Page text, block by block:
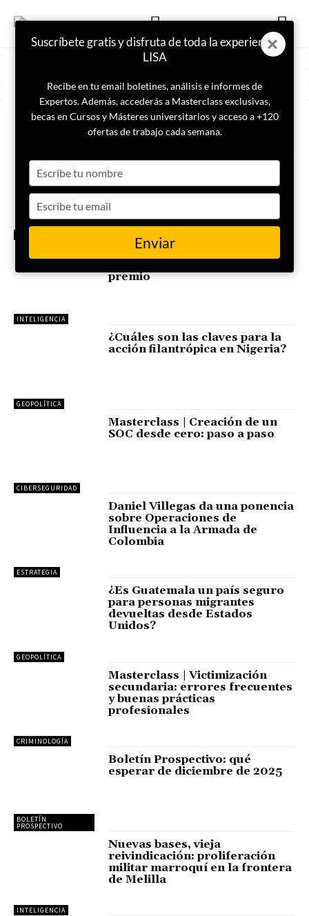
ETIQUETA
Destacado_Portada_Horizontal
Masterclass | Técnicas de
análisis de inteligencia que
todo analista debe conocer
INTELIGENCIA
IMINT Missions #3: retos de
premio
GEOPOLÍTICA
¿Cuáles son las claves para la
acción filantrópica en Nigeria?
CIBERSEGURIDAD
Masterclass | Creación de un
SOC desde cero: paso a paso
ESTRATEGIA
Daniel Villegas da una ponencia
sobre Operaciones de
Influencia a la Armada de
Colombia
GEOPOLÍTICA
¿Es Guatemala un país seguro
para personas migrantes
devueltas desde Estados
Unidos?
CRIMINOLOGÍA
Masterclass | Victimización
secundaria: errores frecuentes
y buenas prácticas
profesionales
BOLETÍN
PROSPECTIVO
Boletín Prospectivo: qué
esperar de diciembre de 2025
INTELIGENCIA
Nuevas bases, vieja
reivindicación: proliferación
militar marroquí en la frontera
de Melilla
Suscríbete gratis y disfruta de toda la experiencia
LISA
Recibe en tu email boletines, análisis e informes de
Expertos. Además, accederás a Masterclass exclusivas,
becas en Cursos y Másteres universitarios y acceso a +120
ofertas de trabajo cada semana.
your
name
your
email
Enviar